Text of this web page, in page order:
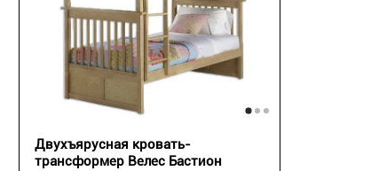
Двухъярусная кровать-
трансформер Велес Бастион